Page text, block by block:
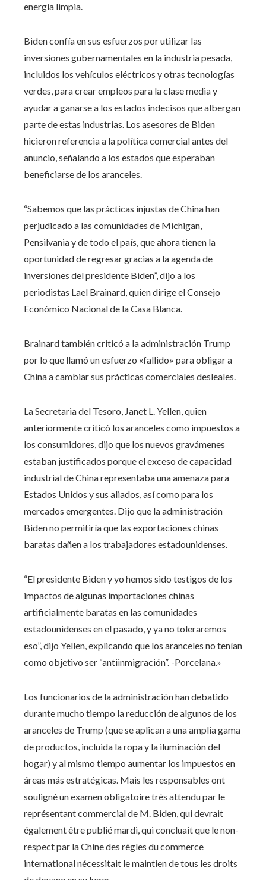
energía limpia.
Biden confía en sus esfuerzos por utilizar las
inversiones gubernamentales en la industria pesada,
incluidos los vehículos eléctricos y otras tecnologías
verdes, para crear empleos para la clase media y
ayudar a ganarse a los estados indecisos que albergan
parte de estas industrias. Los asesores de Biden
hicieron referencia a la política comercial antes del
anuncio, señalando a los estados que esperaban
beneficiarse de los aranceles.
“Sabemos que las prácticas injustas de China han
perjudicado a las comunidades de Michigan,
Pensilvania y de todo el país, que ahora tienen la
oportunidad de regresar gracias a la agenda de
inversiones del presidente Biden”, dijo a los
periodistas Lael Brainard, quien dirige el Consejo
Económico Nacional de la Casa Blanca.
Brainard también criticó a la administración Trump
por lo que llamó un esfuerzo «fallido» para obligar a
China a cambiar sus prácticas comerciales desleales.
La Secretaria del Tesoro, Janet L. Yellen, quien
anteriormente criticó los aranceles como impuestos a
los consumidores, dijo que los nuevos gravámenes
estaban justificados porque el exceso de capacidad
industrial de China representaba una amenaza para
Estados Unidos y sus aliados, así como para los
mercados emergentes. Dijo que la administración
Biden no permitiría que las exportaciones chinas
baratas dañen a los trabajadores estadounidenses.
“El presidente Biden y yo hemos sido testigos de los
impactos de algunas importaciones chinas
artificialmente baratas en las comunidades
estadounidenses en el pasado, y ya no toleraremos
eso”, dijo Yellen, explicando que los aranceles no tenían
como objetivo ser “antiinmigración”. -Porcelana.»
Los funcionarios de la administración han debatido
durante mucho tiempo la reducción de algunos de los
aranceles de Trump (que se aplican a una amplia gama
de productos, incluida la ropa y la iluminación del
hogar) y al mismo tiempo aumentar los impuestos en
áreas más estratégicas. Mais les responsables ont
souligné un examen obligatoire très attendu par le
représentant commercial de M. Biden, qui devrait
également être publié mardi, qui concluait que le non-
respect par la Chine des règles du commerce
international nécessitait le maintien de tous les droits